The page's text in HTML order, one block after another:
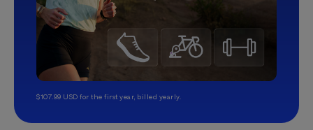
$107.99 USD for the first year, billed yearly.